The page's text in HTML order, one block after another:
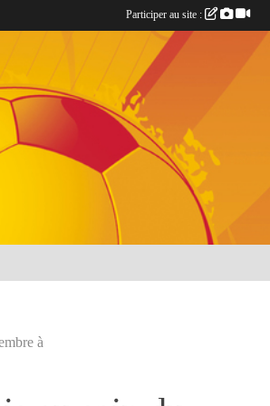
à
Participer au site :